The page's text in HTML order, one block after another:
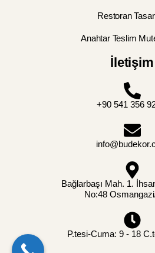
Restoran
Anahtar Teslim
İletişim
+90 541 356
Bağlarbaşı Mah. 1.
No:48
P.tesi-Cuma: 9 - 18